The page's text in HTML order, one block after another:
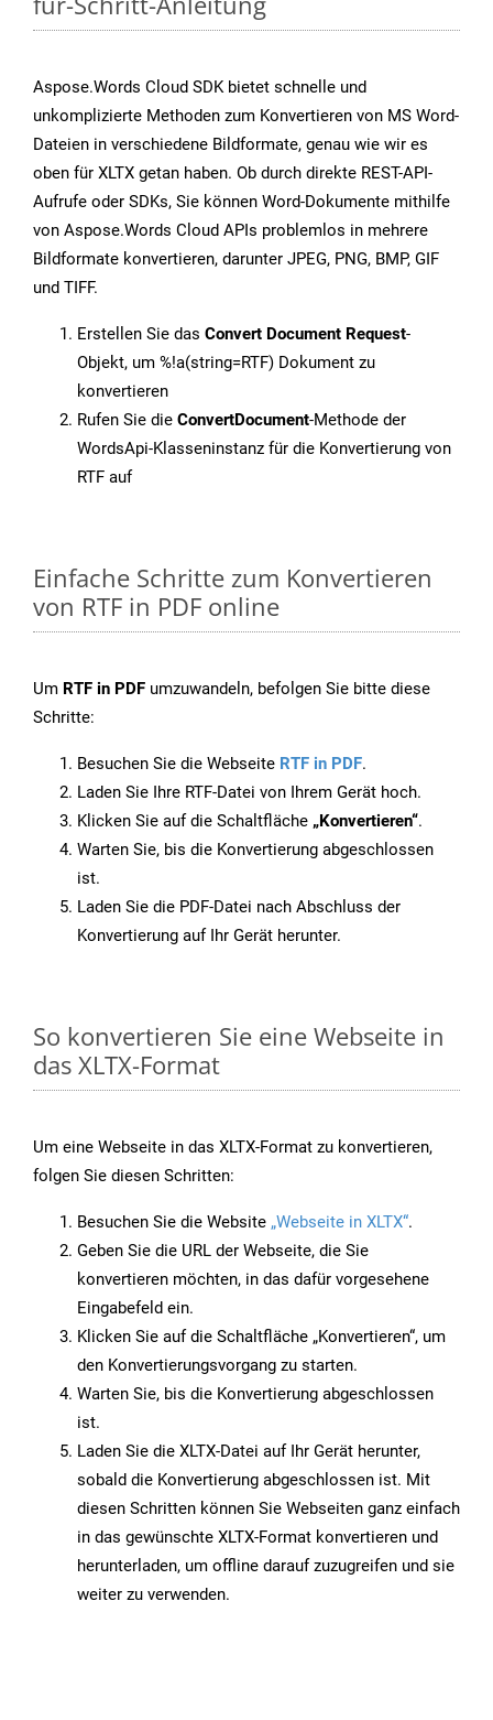
Aspose.Words Cloud SDK bietet schnelle und
unkomplizierte Methoden zum Konvertieren von MS Word-
Dateien in verschiedene Bildformate, genau wie wir es
oben für XLTX getan haben. Ob durch direkte REST-API-
Aufrufe oder SDKs, Sie können Word-Dokumente mithilfe
von Aspose.Words Cloud APIs problemlos in mehrere
Bildformate konvertieren, darunter JPEG, PNG, BMP, GIF
und TIFF.
Erstellen Sie das Convert Document Request-
Objekt, um %!a(string=RTF) Dokument zu
konvertieren
Rufen Sie die ConvertDocument-Methode der
WordsApi-Klasseninstanz für die Konvertierung von
RTF auf
Einfache Schritte zum Konvertieren
von RTF in PDF online
Um RTF in PDF umzuwandeln, befolgen Sie bitte diese
Schritte:
Besuchen Sie die Webseite RTF in PDF.
Laden Sie Ihre RTF-Datei von Ihrem Gerät hoch.
Klicken Sie auf die Schaltfläche „Konvertieren“.
Warten Sie, bis die Konvertierung abgeschlossen
ist.
Laden Sie die PDF-Datei nach Abschluss der
Konvertierung auf Ihr Gerät herunter.
So konvertieren Sie eine Webseite in
das XLTX-Format
Um eine Webseite in das XLTX-Format zu konvertieren,
folgen Sie diesen Schritten:
Besuchen Sie die Website „Webseite in XLTX“.
Geben Sie die URL der Webseite, die Sie
konvertieren möchten, in das dafür vorgesehene
Eingabefeld ein.
Klicken Sie auf die Schaltfläche „Konvertieren“, um
den Konvertierungsvorgang zu starten.
Warten Sie, bis die Konvertierung abgeschlossen
ist.
Laden Sie die XLTX-Datei auf Ihr Gerät herunter,
sobald die Konvertierung abgeschlossen ist. Mit
diesen Schritten können Sie Webseiten ganz einfach
in das gewünschte XLTX-Format konvertieren und
herunterladen, um offline darauf zuzugreifen und sie
weiter zu verwenden.